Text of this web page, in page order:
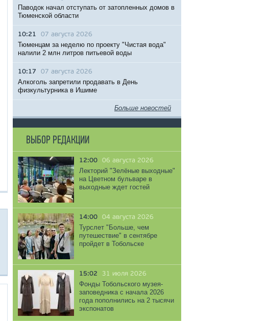
Паводок начал отступать от затопленных домов в
Тюменской области
10:21 07 августа 2026
Тюменцам за неделю по проекту "Чистая вода"
налили 2 млн литров питьевой воды
10:17 07 августа 2026
Алкоголь запретили продавать в День
физкультурника в Ишиме
Больше новостей
ВЫБОР РЕДАКЦИИ
12:00 06 августа 2026
Лекторий "Зелёные выходные"
на Цветном бульваре в
выходные ждет гостей
14:00 04 августа 2026
Турслет "Больше, чем
путешествие" в сентябре
пройдет в Тобольске
15:02 31 июля 2026
Фонды Тобольского музея-
заповедника с начала 2026
года пополнились на 2 тысячи
экспонатов